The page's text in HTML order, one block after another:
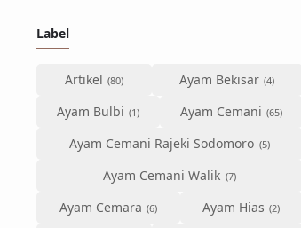
Label
Artikel
Ayam Bekisar
Ayam Bulbi
Ayam Cemani
Ayam Cemani Rajeki Sodomoro
Ayam Cemani Walik
Ayam Cemara
Ayam Hias